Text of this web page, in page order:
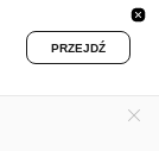
PRZEJDŹ